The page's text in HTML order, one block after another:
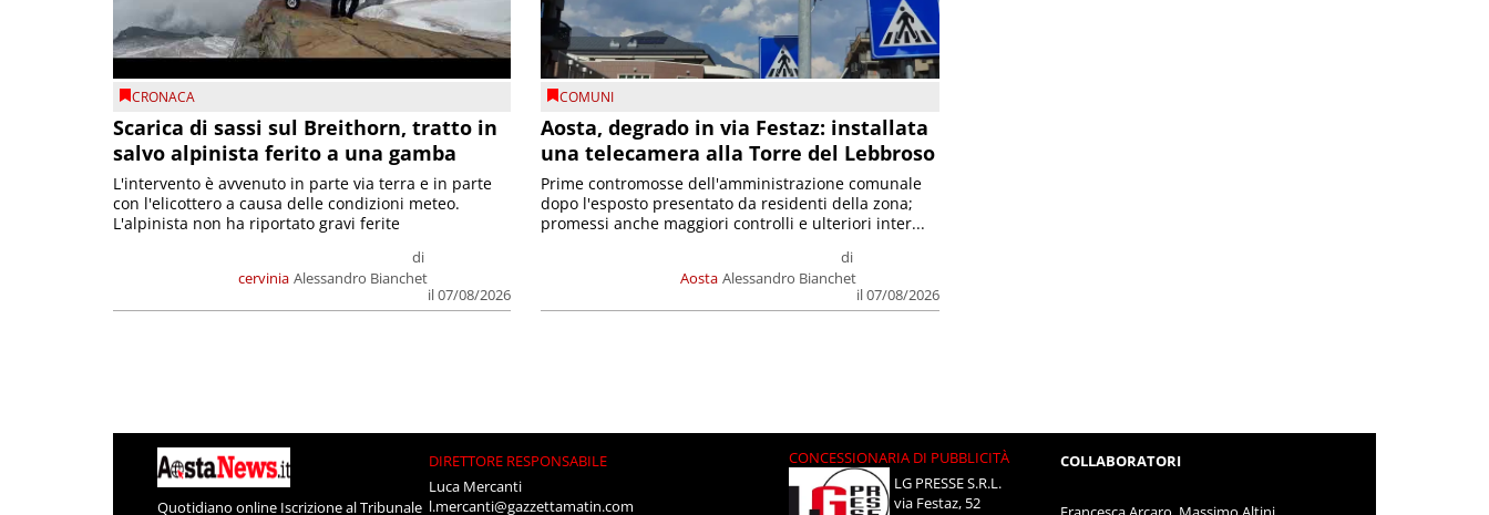
CRONACA
Scarica di sassi sul Breithorn, tratto in
salvo alpinista ferito a una gamba
cervinia
di
Alessandro Bianchet
il 07/08/2026
L'intervento è avvenuto in parte via terra e in parte
con l'elicottero a causa delle condizioni meteo.
L'alpinista non ha riportato gravi ferite
COMUNI
Aosta, degrado in via Festaz: installata
una telecamera alla Torre del Lebbroso
Aosta
di
Alessandro Bianchet
il 07/08/2026
Prime contromosse dell'amministrazione comunale
dopo l'esposto presentato da residenti della zona;
promessi anche maggiori controlli e ulteriori inter...
Quotidiano online Iscrizione al Tribunale
DIRETTORE RESPONSABILE
Luca Mercanti
l.mercanti@gazzettamatin.com
CONCESSIONARIA DI PUBBLICITÀ
LG PRESSE S.R.L.
via Festaz, 52
COLLABORATORI